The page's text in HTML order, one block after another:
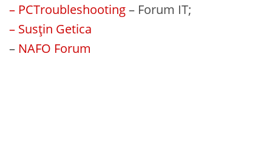
– PCTroubleshooting– Forum IT;
– Susțin Getica
– NAFO Forum